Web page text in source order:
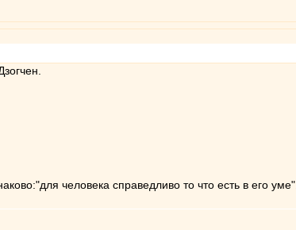
человека справедливо то что есть в его уме".